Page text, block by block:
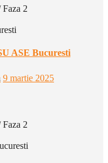
2
ASE Bucuresti
9 martie 2025
2